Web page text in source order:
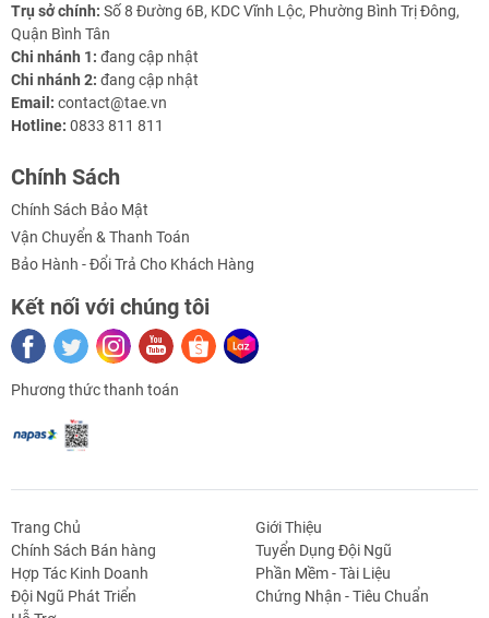
Định
Linh Kiện Siết -
Dao Cụ Cắt Gọt
Dụng Cụ Cầm
Máy Công Cụ
đo lực căng một cách chính xác và có một màn hình hiển thị số để
hiển thị giá trị đo.
4. Máy đo lực nén (Compression Gauge): Máy đo lực nén được sử
dụng để đo lực nén hoặc lực nén trong các ứng dụng như kiểm tra
độ bền và kiểm tra tải trọng. Nó bao gồm một đầu cảm biến và một
Các dụng cụ đo lực được sử dụng trong nhiều lĩnh vực như sản
xuất, xây dựng, thí nghiệm, nghiên cứu, kiểm tra chất lượng và các
ứng dụng kỹ thuật khác. Chúng giúp đo lường, kiểm tra và kiểm
soát lực trong các quá trình và sản phẩm khác nhau.
Trụ sở chính: Số 8 Đường 6B, KDC Vĩnh Lộc, Phường Bình Trị Đông,
Quận Bình Tân
Chi nhánh 1: đang cập nhật
Chi nhánh 2: đang cập nhật
Email: contact@tae.vn
Hotline: 0833 811 811
Chính Sách
Chính Sách Bảo Mật
Vận Chuyển & Thanh Toán
Bảo Hành - Đổi Trả Cho Khách Hàng
Kết nối với chúng tôi
Phương thức thanh toán
Trang Chủ
Giới Thiệu
Chính Sách Bán hàng
Tuyển Dụng Đội Ngũ
Hợp Tác Kinh Doanh
Phần Mềm - Tài Liệu
Đội Ngũ Phát Triển
Chứng Nhận - Tiêu Chuẩn